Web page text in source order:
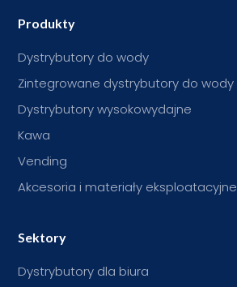
Produkty
Dystrybutory do wody
Zintegrowane dystrybutory do wody
Dystrybutory wysokowydajne
Kawa
Vending
Akcesoria i materiały eksploatacyjne
Sektory
Dystrybutory dla biura